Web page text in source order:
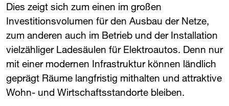
Dies zeigt sich zum einen im großen
Investitionsvolumen für den Ausbau der Netze,
zum anderen auch im Betrieb und der Installation
vielzähliger Ladesäulen für Elektroautos. Denn nur
mit einer modernen Infrastruktur können ländlich
geprägt Räume langfristig mithalten und attraktive
Wohn- und Wirtschaftsstandorte bleiben.